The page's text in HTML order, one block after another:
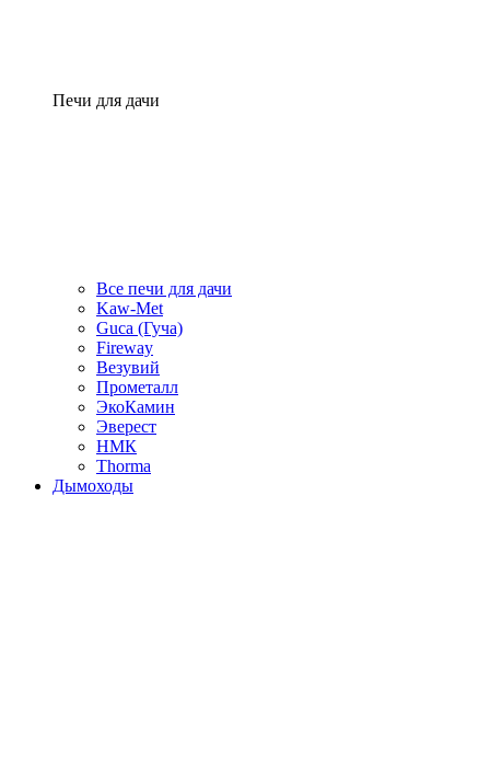
Печи для дачи
Все печи для дачи
Kaw-Met
Guca (Гуча)
Fireway
Везувий
Прометалл
ЭкоКамин
Эверест
НМК
Thorma
Дымоходы